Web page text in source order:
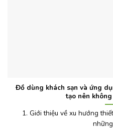
Đồ dùng khách sạn và ứng
tạo nên
1. Giới thiệu về xu hướng